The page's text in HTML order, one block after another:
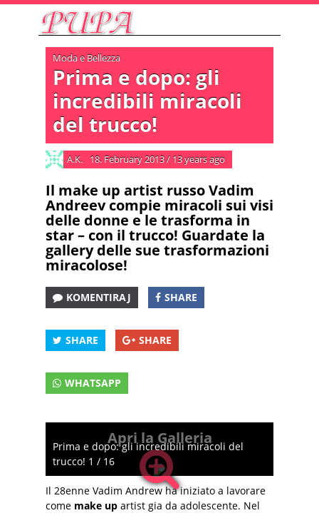
Moda e Bellezza
Prima e dopo: gli
incredibili miracoli
del trucco!
A.K. 18. February 2013/ 13 years ago
Il make up artist russo Vadim
Andreev compie miracoli sui visi
delle donne e le trasforma in
star – con il trucco! Guardate la
gallery delle sue trasformazioni
miracolose!
KOMENTIRAJ SHARE
SHARE SHARE
WHATSAPP
Apri la Galleria
Prima e dopo: gli incredibili miracoli del
trucco! 1 / 16
Il 28enne Vadim Andrew ha iniziato a lavorare
come make up artist gia da adolescente. Nel